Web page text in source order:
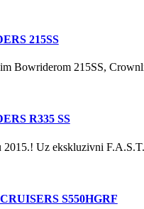
215SS
Bowriderom 215SS,
R335 SS
Uz ekskluzivni
S550HGRF